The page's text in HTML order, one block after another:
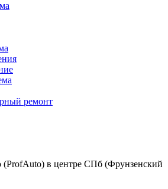
ремонт
в центре СПб (Фрунзенский